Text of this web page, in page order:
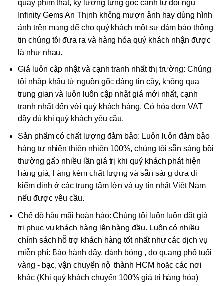
khắc tinh xảo trên nền mặt dây chuyền. Điều này giúp
chúng ta có thể mang Phật bên mình mọi lúc mọi nơi để
phù hộ độ trì,…Và mặt dây chuyềnPhật Di Lặccũng được
nhiều tín đồ kể cả tín ngưỡng Phật hay không tín ngưỡng
đều ưa chuộng.
Ngày nay, Phật Di Lặc được tạo hình nhiều kiểu khác nhau
chứ không có 1 kiểu nhất định:
Phật Di Lặc nô đùa cùng bọn trẻ
Phật Di Lặc kéo túi tiền
quay phim thật, kỹ lưỡng từng góc cạnh từ đội ngũ
Infinity Gems An Thịnh không mượn ảnh hay dùng hình
ảnh trên mạng để cho quý khách một sự đảm bảo thông
tin chúng tôi đưa ra và hàng hóa quý khách nhận được
là như nhau.
Giá luôn cập nhật và cạnh tranh nhất thị trường: Chúng
tôi nhập khẩu từ nguồn gốc đáng tin cậy, không qua
trung gian và luôn luôn cập nhật giá mới nhất, cạnh
tranh nhất đến với quý khách hàng. Có hóa đơn VAT
đầy đủ khi quý khách yêu cầu.
Sản phẩm có chất lượng đảm bảo: Luôn luôn đảm bảo
hàng tự nhiên thiên nhiên 100%, chúng tôi sẵn sàng bồi
thường gấp nhiều lần giá trị khi quý khách phát hiện
hàng giả, hàng kém chất lượng và sẵn sàng đưa đi
kiểm định ở các trung tâm lớn và uy tín nhất Việt Nam
nếu được yêu cầu.
Chế độ hậu mãi hoàn hảo: Chúng tôi luôn luôn đặt giá
trị phục vụ khách hàng lên hàng đầu. Luôn có nhiều
chính sách hỗ trợ khách hàng tốt nhất như các dịch vụ
miễn phí: Bảo hành dây, đánh bóng , đo quang phổ tuổi
vàng - bạc, vận chuyển nội thành HCM hoặc các nơi
khác (Khi quý khách chuyển 100% giá trị hàng hóa)